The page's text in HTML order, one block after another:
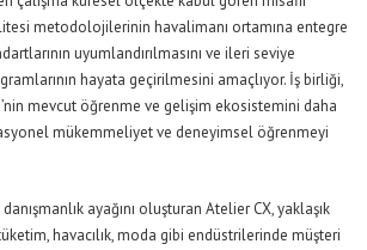
metodolojilerinin havalimanı ortamına entegre
uyumlandırılmasını ve ileri seviye
hayata geçirilmesini amaçlıyor. İş birliği,
mevcut öğrenme ve gelişim ekosistemini daha
mükemmeliyet ve deneyimsel öğrenmeyi
ayağını oluşturan Atelier CX, yaklaşık
havacılık, moda gibi endüstrilerinde müşteri